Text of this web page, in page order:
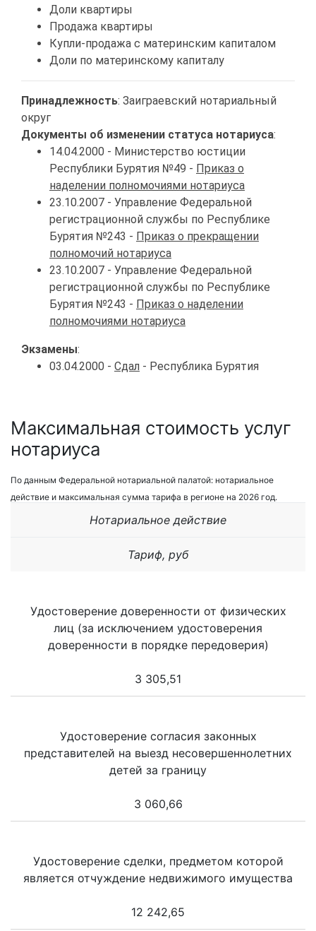
Доли квартиры
Продажа квартиры
Купли-продажа с материнским капиталом
Доли по материнскому капиталу
Принадлежность: Заиграевский нотариальный
округ
Документы об изменении статуса нотариуса:
14.04.2000 - Министерство юстиции
Республики Бурятия №49 - Приказ о
наделении полномочиями нотариуса
23.10.2007 - Управление Федеральной
регистрационной службы по Республике
Бурятия №243 - Приказ о прекращении
полномочий нотариуса
23.10.2007 - Управление Федеральной
регистрационной службы по Республике
Бурятия №243 - Приказ о наделении
полномочиями нотариуса
Экзамены:
03.04.2000 - Сдал - Республика Бурятия
Максимальная стоимость услуг
нотариуса
По данным Федеральной нотариальной палатой: нотариальное
действие и максимальная сумма тарифа в регионе на 2026 год.
Нотариальное действие
Тариф, руб
Удостоверение доверенности от физических
лиц (за исключением удостоверения
доверенности в порядке передоверия)
3 305,51
Удостоверение согласия законных
представителей на выезд несовершеннолетних
детей за границу
3 060,66
Удостоверение сделки, предметом которой
является отчуждение недвижимого имущества
12 242,65